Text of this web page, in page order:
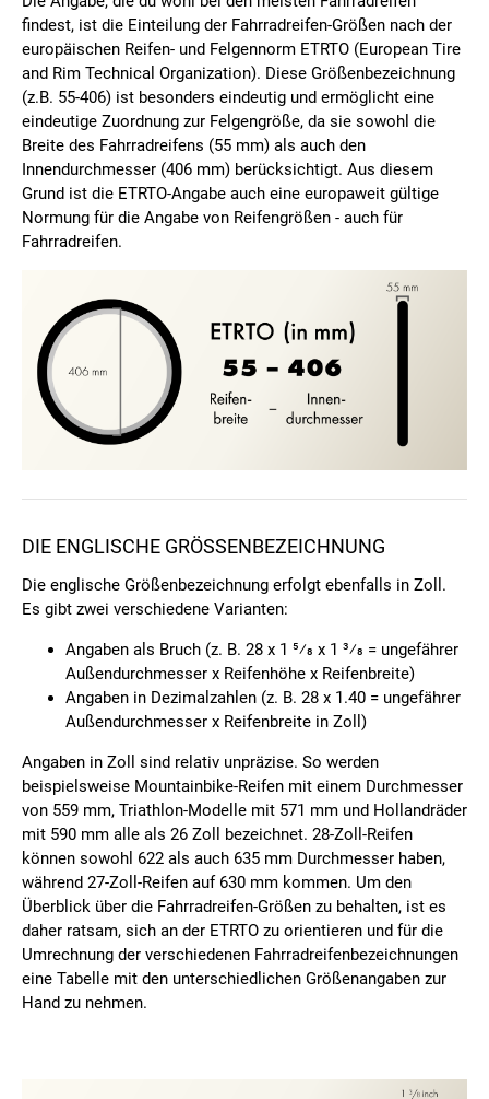
findest, ist die Einteilung der Fahrradreifen-Größen nach der
europäischen Reifen- und Felgennorm ETRTO (European Tire
and Rim Technical Organization). Diese Größenbezeichnung
(z.B. 55-406) ist besonders eindeutig und ermöglicht eine
eindeutige Zuordnung zur Felgengröße, da sie sowohl die
Breite des Fahrradreifens (55 mm) als auch den
Innendurchmesser (406 mm) berücksichtigt. Aus diesem
Grund ist die ETRTO-Angabe auch eine europaweit gültige
Normung für die Angabe von Reifengrößen - auch für
Fahrradreifen.
DIE ENGLISCHE GRÖSSENBEZEICHNUNG
Die englische Größenbezeichnung erfolgt ebenfalls in Zoll.
Es gibt zwei verschiedene Varianten:
Angaben als Bruch (z. B. 28 x 1 5⁄8 x 1 3⁄8 = ungefährer
Außendurchmesser x Reifenhöhe x Reifenbreite)
Angaben in Dezimalzahlen (z. B. 28 x 1.40 = ungefährer
Außendurchmesser x Reifenbreite in Zoll)
Angaben in Zoll sind relativ unpräzise. So werden
beispielsweise Mountainbike-Reifen mit einem Durchmesser
von 559 mm, Triathlon-Modelle mit 571 mm und Hollandräder
mit 590 mm alle als 26 Zoll bezeichnet. 28-Zoll-Reifen
können sowohl 622 als auch 635 mm Durchmesser haben,
während 27-Zoll-Reifen auf 630 mm kommen. Um den
Überblick über die Fahrradreifen-Größen zu behalten, ist es
daher ratsam, sich an der ETRTO zu orientieren und für die
Umrechnung der verschiedenen Fahrradreifenbezeichnungen
eine Tabelle mit den unterschiedlichen Größenangaben zur
Hand zu nehmen.